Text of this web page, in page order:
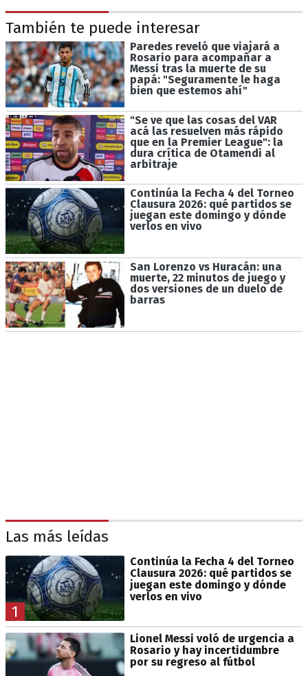
También te puede interesar
Paredes reveló que viajará a
Rosario para acompañar a
Messi tras la muerte de su
papá: "Seguramente le haga
bien que estemos ahí"
"Se ve que las cosas del VAR
acá las resuelven más rápido
que en la Premier League": la
dura crítica de Otamendi al
arbitraje
Continúa la Fecha 4 del Torneo
Clausura 2026: qué partidos se
juegan este domingo y dónde
verlos en vivo
San Lorenzo vs Huracán: una
muerte, 22 minutos de juego y
dos versiones de un duelo de
barras
Las más leídas
1
Continúa la Fecha 4 del Torneo
Clausura 2026: qué partidos se
juegan este domingo y dónde
verlos en vivo
Lionel Messi voló de urgencia a
Rosario y hay incertidumbre
por su regreso al fútbol